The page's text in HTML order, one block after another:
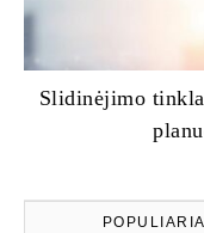
Slidinėjimo